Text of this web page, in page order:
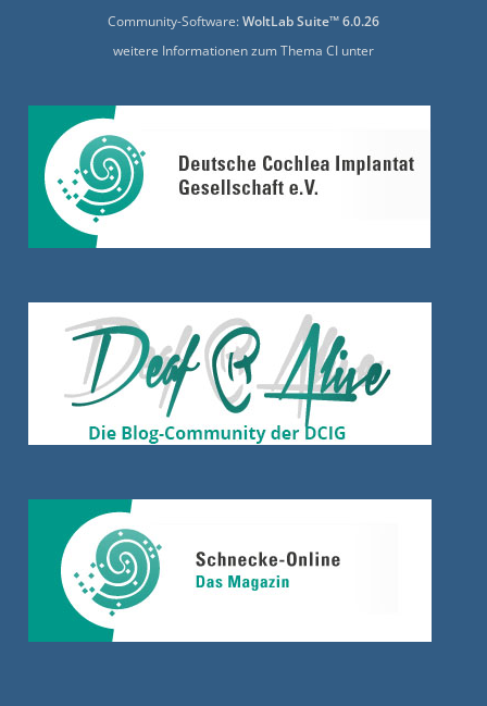
Community-Software:WoltLab Suite™ 6.0.26
weitere Informationen zum Thema CI unter